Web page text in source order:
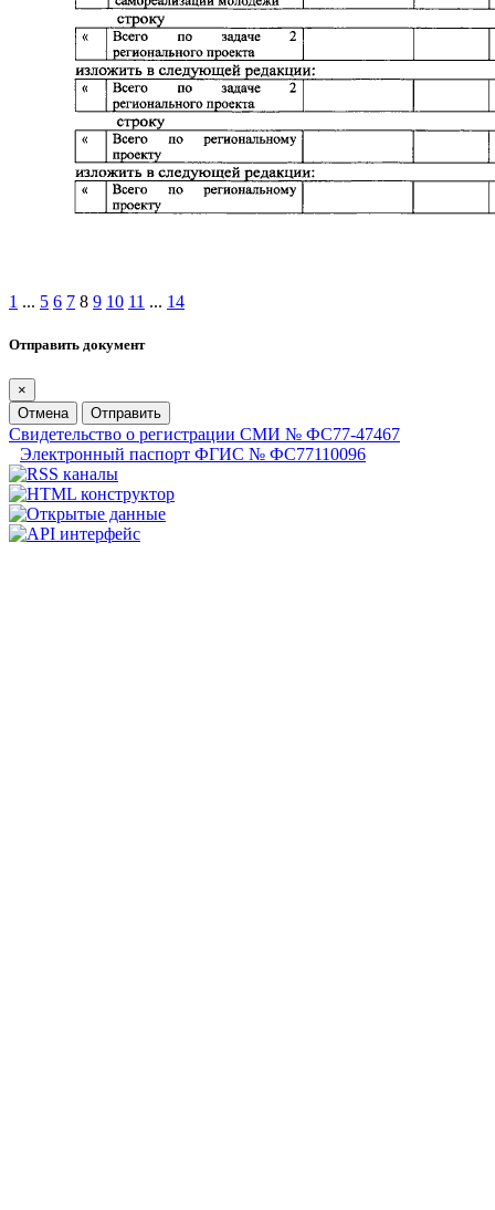
1 ... 5 6 7 8 9 10 11 ... 14
Отправить документ
×
Отмена
Отправить
Свидетельство о регистрации СМИ № ФС77-47467
Электронный паспорт ФГИС № ФС77110096